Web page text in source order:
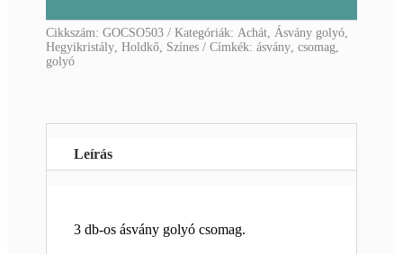
Cikkszám:GOCSO503 Kategóriák: Achát Ásvány golyó
Hegyikristály ,Holdkő Színes Címkék:ásvány ,csomag
golyó
Leírás
3 db-os ásvány golyó csomag.